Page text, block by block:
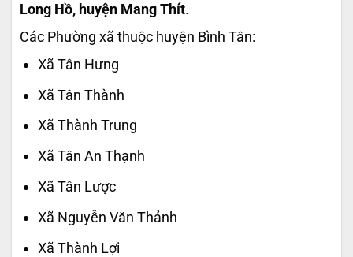
Long Hồ, huyện Mang Thít.
Các Phường xã thuộc huyện Bình Tân:
Xã Tân Hưng
Xã Tân Thành
Xã Thành Trung
Xã Tân An Thạnh
Xã Tân Lược
Xã Nguyễn Văn Thảnh
Xã Thành Lợi